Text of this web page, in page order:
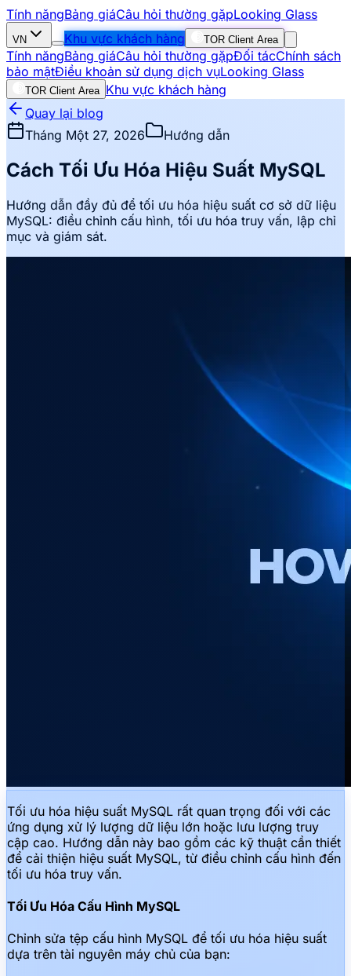
Tính năngBảng giáCâu hỏi thường gặpLooking Glass
VN Khu vực khách hàng TOR Client Area
Tính năngBảng giáCâu hỏi thường gặpĐối tácChính sách
bảo mậtĐiều khoản sử dụng dịch vụLooking Glass
TOR Client Area Khu vực khách hàng
Quay lại blog
Tháng Một 27, 2026
Hướng dẫn
Cách Tối Ưu Hóa Hiệu Suất MySQL
Hướng dẫn đầy đủ để tối ưu hóa hiệu suất cơ sở dữ liệu
MySQL: điều chỉnh cấu hình, tối ưu hóa truy vấn, lập chỉ
mục và giám sát.
Tối ưu hóa hiệu suất MySQL rất quan trọng đối với các
ứng dụng xử lý lượng dữ liệu lớn hoặc lưu lượng truy
cập cao. Hướng dẫn này bao gồm các kỹ thuật cần thiết
để cải thiện hiệu suất MySQL, từ điều chỉnh cấu hình đến
tối ưu hóa truy vấn.
Tối Ưu Hóa Cấu Hình MySQL
Chỉnh sửa tệp cấu hình MySQL để tối ưu hóa hiệu suất
dựa trên tài nguyên máy chủ của bạn: